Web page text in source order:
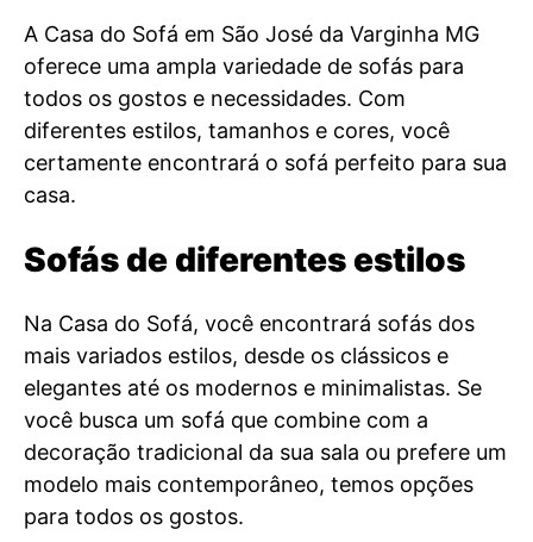
A Casa do Sofá em São José da Varginha MG
oferece uma ampla variedade de sofás para
todos os gostos e necessidades. Com
diferentes estilos, tamanhos e cores, você
certamente encontrará o sofá perfeito para sua
casa.
Sofás de diferentes estilos
Na Casa do Sofá, você encontrará sofás dos
mais variados estilos, desde os clássicos e
elegantes até os modernos e minimalistas. Se
você busca um sofá que combine com a
decoração tradicional da sua sala ou prefere um
modelo mais contemporâneo, temos opções
para todos os gostos.